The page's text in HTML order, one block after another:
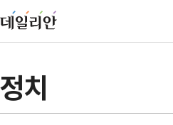
정치